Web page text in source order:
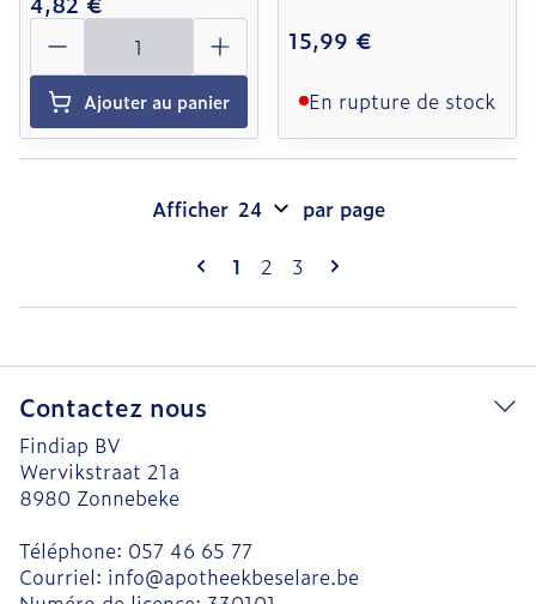
Quantité
Ajouter au panier
15,99 €
En rupture de stock
Pages
Vous lisez actuellement la page
1 Page
2 Page
3
Afficher par page
Contactez nous
Findiap BV
Wervikstraat 21a
8980 Zonnebeke
Téléphone: 057 46 65 77
Courriel: info@apotheekbeselare.be